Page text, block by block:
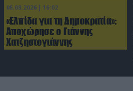
06.08.2026 | 16:02
«Ελπίδα για τη Δημοκρατία»:
Αποχώρησε ο Γιάννης
Χατζηστογιάννης